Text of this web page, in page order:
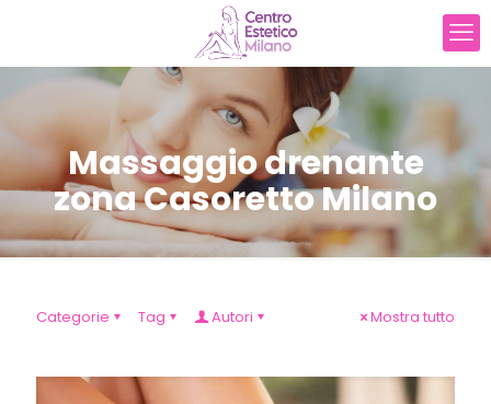
Massaggio drenante
zona Casoretto Milano
Categorie Tag Autori Mostra tutto